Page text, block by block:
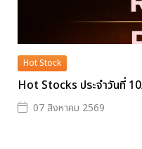
Hot Stock
Hot Stocks ประจำวันที่
07 สิงหาคม 2569